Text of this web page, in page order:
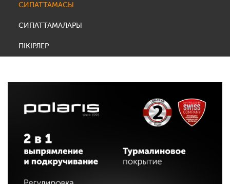
СИПАТТАМАСЫ
СИПАТТАМАЛАРЫ
ПІКІРЛЕР